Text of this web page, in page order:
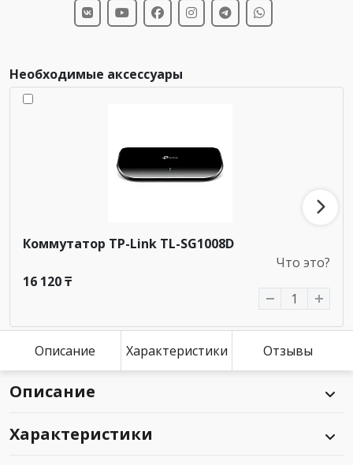
Необходимые аксессуары
Коммутатор TP-Link TL-SG1008D
Что это?
16 120 ₸
Описание Характеристики Отзывы
Описание
Характеристики